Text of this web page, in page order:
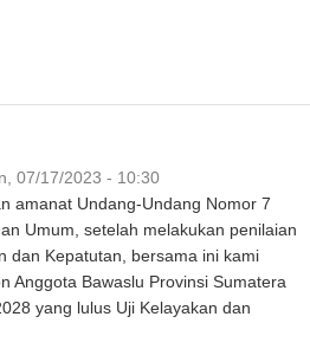
07/17/2023 - 10:30
amanat Undang-Undang Nomor 7
Umum, setelah melakukan penilaian
dan Kepatutan, bersama ini kami
Anggota Bawaslu Provinsi Sumatera
yang lulus Uji Kelayakan dan